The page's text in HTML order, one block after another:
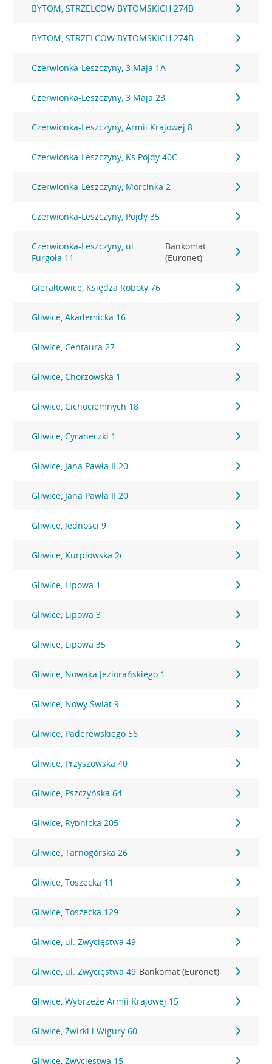
BYTOM, STRZELCOW BYTOMSKICH 274B
BYTOM, STRZELCOW BYTOMSKICH 274B
Czerwionka-Leszczyny, 3 Maja 1A
Czerwionka-Leszczyny, 3 Maja 23
Czerwionka-Leszczyny, Armii Krajowej 8
Czerwionka-Leszczyny, Ks.Pojdy 40C
Czerwionka-Leszczyny, Morcinka 2
Czerwionka-Leszczyny, Pojdy 35
Czerwionka-Leszczyny, ul.
Furgoła 11
Bankomat
(Euronet)
Gierałtowice, Księdza Roboty 76
Gliwice, Akademicka 16
Gliwice, Centaura 27
Gliwice, Chorzowska 1
Gliwice, Cichociemnych 18
Gliwice, Cyraneczki 1
Gliwice, Jana Pawła II 20
Gliwice, Jana Pawła II 20
Gliwice, Jedności 9
Gliwice, Kurpiowska 2c
Gliwice, Lipowa 1
Gliwice, Lipowa 3
Gliwice, Lipowa 35
Gliwice, Nowaka Jeziorańskiego 1
Gliwice, Nowy Świat 9
Gliwice, Paderewskiego 56
Gliwice, Przyszowska 40
Gliwice, Pszczyńska 64
Gliwice, Rybnicka 205
Gliwice, Tarnogórska 26
Gliwice, Toszecka 11
Gliwice, Toszecka 129
Gliwice, ul. Zwycięstwa 49
Gliwice, ul. Zwycięstwa 49 Bankomat (Euronet)
Gliwice, Wybrzeże Armii Krajowej 15
Gliwice, Żwirki i Wigury 60
Gliwice, Zwycięstwa 15